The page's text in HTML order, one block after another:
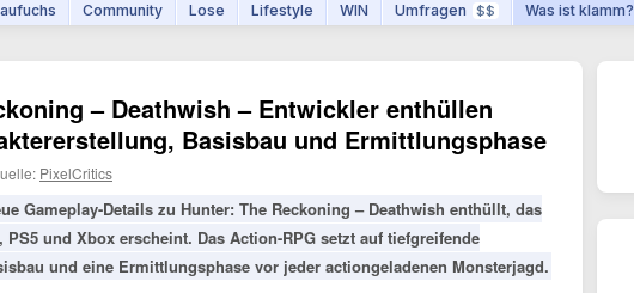
Community Lose Lifestyle WIN Umfragen $$ Was ist klamm?
– Deathwish – Entwickler enthüllen
Basisbau und Ermittlungsphase
PixelCritics
Gameplay-Details zu Hunter: The Reckoning – Deathwish enthüllt, das
PS5 und Xbox erscheint. Das Action-RPG setzt auf tiefgreifende
und eine Ermittlungsphase vor jeder actiongeladenen Monsterjagd.